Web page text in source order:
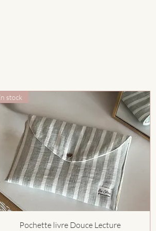
Aperçu rapide
stock
Pochette livre Douce Lecture